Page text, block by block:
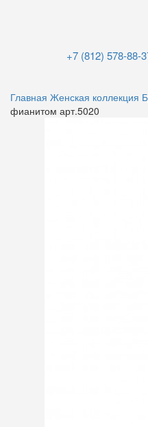
+7 (812) 578-88-
Главная Женская коллекция
фианитом арт.5020